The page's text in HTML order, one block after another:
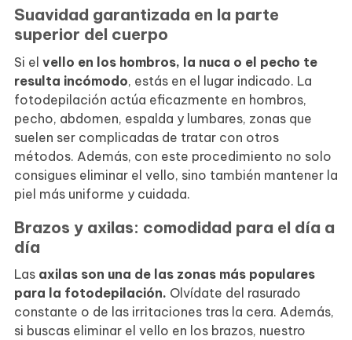
Suavidad garantizada en la parte
superior del cuerpo
Si el vello en los hombros, la nuca o el pecho te
resulta incómodo, estás en el lugar indicado. La
fotodepilación actúa eficazmente en hombros,
pecho, abdomen, espalda y lumbares, zonas que
suelen ser complicadas de tratar con otros
métodos. Además, con este procedimiento no solo
consigues eliminar el vello, sino también mantener la
piel más uniforme y cuidada.
Brazos y axilas: comodidad para el día a
día
Las axilas son una de las zonas más populares
para la fotodepilación. Olvídate del rasurado
constante o de las irritaciones tras la cera. Además,
si buscas eliminar el vello en los brazos, nuestro